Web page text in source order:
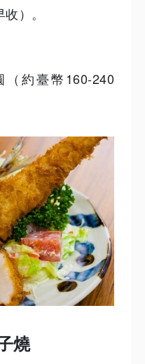
）。
（約臺幣160-240
燒